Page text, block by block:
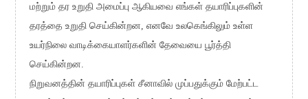
மற்றும் தர உறுதி அமைப்பு ஆகியவை எங்கள் தயாரிப்புகளின்
தரத்தை உறுதி செய்கின்றன, எனவே உலகெங்கிலும் உள்ள
உயர்நிலை வாடிக்கையாளர்களின் தேவையை பூர்த்தி
செய்கின்றன.
நிறுவனத்தின் தயாரிப்புகள் சீனாவில் முப்பதுக்கும் மேற்பட்ட